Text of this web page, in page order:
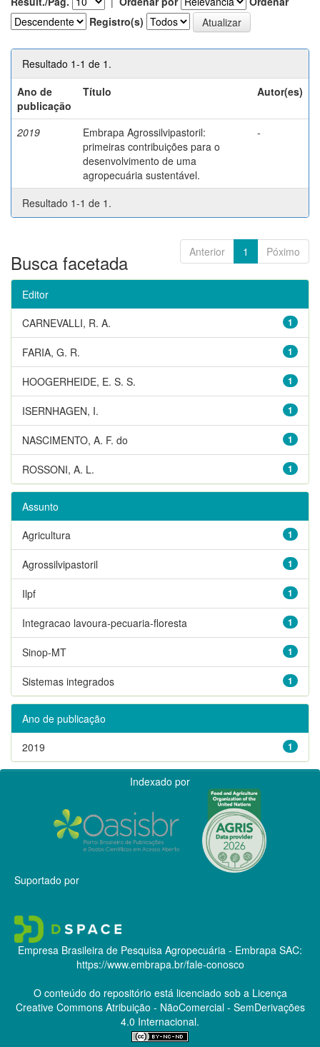
Registro(s)
Resultado 1-1 de 1.
Ano de
publicação
Título Autor(es)
2019
Embrapa Agrossilvipastoril:
primeiras contribuições para o
desenvolvimento de uma
agropecuária sustentável.
-
Resultado 1-1 de 1.
Anterior 1 Póximo
Busca facetada
Editor
1
CARNEVALLI, R. A.
1
FARIA, G. R.
1
HOOGERHEIDE, E. S. S.
1
ISERNHAGEN, I.
1
NASCIMENTO, A. F. do
1
ROSSONI, A. L.
Assunto
1
Agricultura
1
Agrossilvipastoril
1
Ilpf
1
Integracao lavoura-pecuaria-floresta
1
Sinop-MT
1
Sistemas integrados
Ano de publicação
1
2019
Indexado por
Suportado por
Empresa Brasileira de Pesquisa Agropecuária - Embrapa SAC:
https://www.embrapa.br/fale-conosco
O conteúdo do repositório está licenciado sob a Licença
Creative CommonsAtribuição - NãoComercial - SemDerivações
4.0 Internacional.